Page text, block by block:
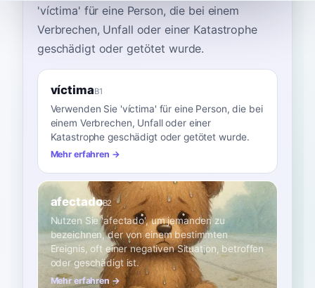
'víctima' für eine Person, die bei einem
Verbrechen, Unfall oder einer Katastrophe
geschädigt oder getötet wurde.
víctimaB1
Verwenden Sie 'víctima' für eine Person, die bei
einem Verbrechen, Unfall oder einer
Katastrophe geschädigt oder getötet wurde.
Mehr erfahren →
afectadoB2
Nutzen Sie 'afectado', um jemanden zu
bezeichnen, der von einem bestimmten
Ereignis, oft einer negativen Situation, betroffen
oder geschädigt ist.
Mehr erfahren →